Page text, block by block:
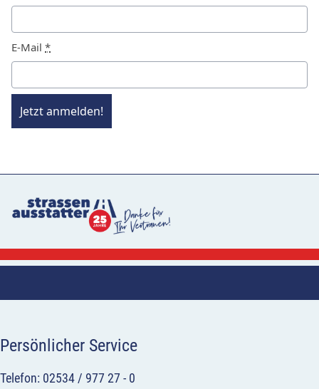
E-Mail *
Jetzt anmelden!
Persönlicher Service
Telefon: 02534 / 977 27 - 0